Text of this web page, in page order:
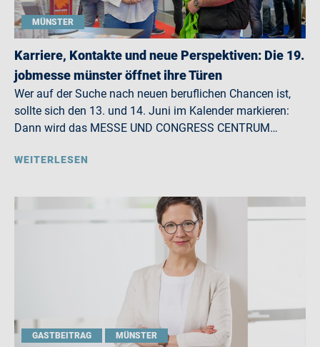
MÜNSTER
Karriere, Kontakte und neue Perspektiven: Die 19.
jobmesse münster öffnet ihre Türen
Wer auf der Suche nach neuen beruflichen Chancen ist,
sollte sich den 13. und 14. Juni im Kalender markieren:
Dann wird das MESSE UND CONGRESS CENTRUM…
WEITERLESEN
GASTBEITRAG MÜNSTER